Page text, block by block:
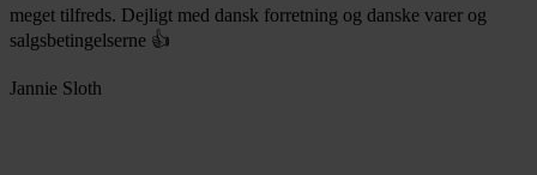
meget tilfreds. Dejligt med dansk forretning og danske varer og
salgsbetingelserne 👍
Jannie Sloth